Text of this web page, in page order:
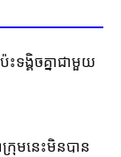
ះទង្គិចគ្នាជាមួយ
រុមនេះមិនបាន